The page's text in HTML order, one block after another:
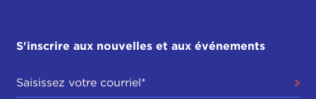
S'inscrire aux nouvelles et aux événements